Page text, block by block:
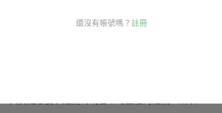
said I was stupid yesterday?（妳知道昨天 Amy 說我
kind of person.（怎麼可能。她不是這種人。）
其實是想要表達驚訝或者不可置信的語氣，所以 no
還沒有帳號嗎？ 註冊